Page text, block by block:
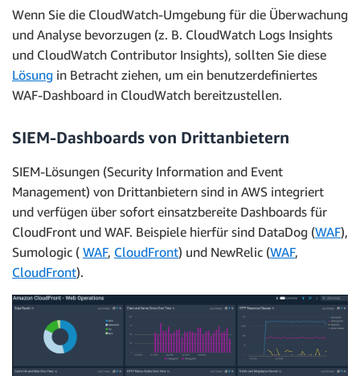
Wenn Sie die CloudWatch-Umgebung für die Überwachung
und Analyse bevorzugen (z. B. CloudWatch Logs Insights
und CloudWatch Contributor Insights), sollten Sie diese
Lösung in Betracht ziehen, um ein benutzerdefiniertes
WAF-Dashboard in CloudWatch bereitzustellen.
SIEM-Dashboards von Drittanbietern
SIEM-Lösungen (Security Information and Event
Management) von Drittanbietern sind in AWS integriert
und verfügen über sofort einsatzbereite Dashboards für
CloudFront und WAF. Beispiele hierfür sind DataDog (WAF),
Sumologic ( WAF, CloudFront) und NewRelic (WAF,
CloudFront).